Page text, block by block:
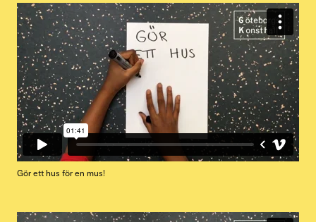
Gör ett hus för en mus!